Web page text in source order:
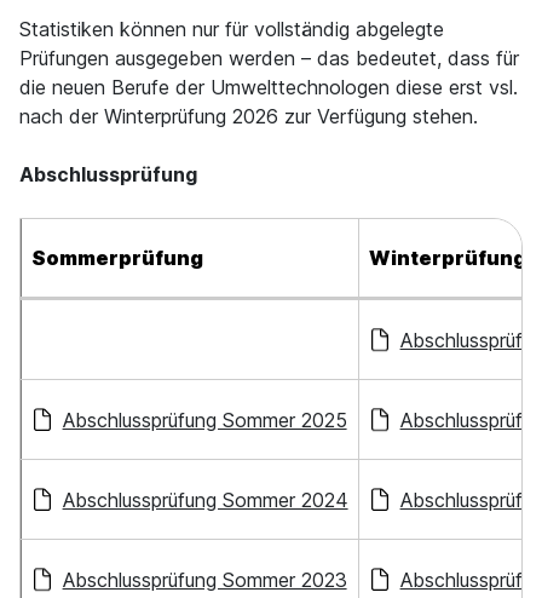
Statistiken können nur für vollständig abgelegte
Prüfungen ausgegeben werden – das bedeutet, dass für
die neuen Berufe der Umwelttechnologen diese erst vsl.
nach der Winterprüfung 2026 zur Verfügung stehen.
Abschlussprüfung
Sommerprüfung Winterprüfung
Abschlussprüfung Sommer 2025
Abschlussprüfung Sommer 2024
Abschlussprüfung Sommer 2023